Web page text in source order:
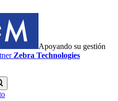
Apoyando su gestión
Zebra Technologies